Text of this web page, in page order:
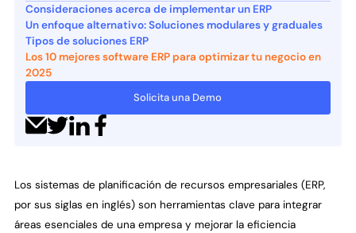
Consideraciones acerca de implementar un ERP
Un enfoque alternativo: Soluciones modulares y graduales
Tipos de soluciones ERP
Los 10 mejores software ERP para optimizar tu negocio en
2025
Solicita una Demo
Los sistemas de planificación de recursos empresariales (ERP,
por sus siglas en inglés) son herramientas clave para integrar
áreas esenciales de una empresa y mejorar la eficiencia